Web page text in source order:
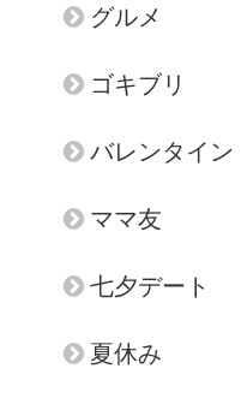
グルメ
ゴキブリ
バレンタイン
ママ友
七夕デート
夏休み